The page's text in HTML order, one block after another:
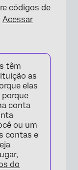
códigos de
Acessar
têm
as
elas
porque
conta
ou um
contas e
do